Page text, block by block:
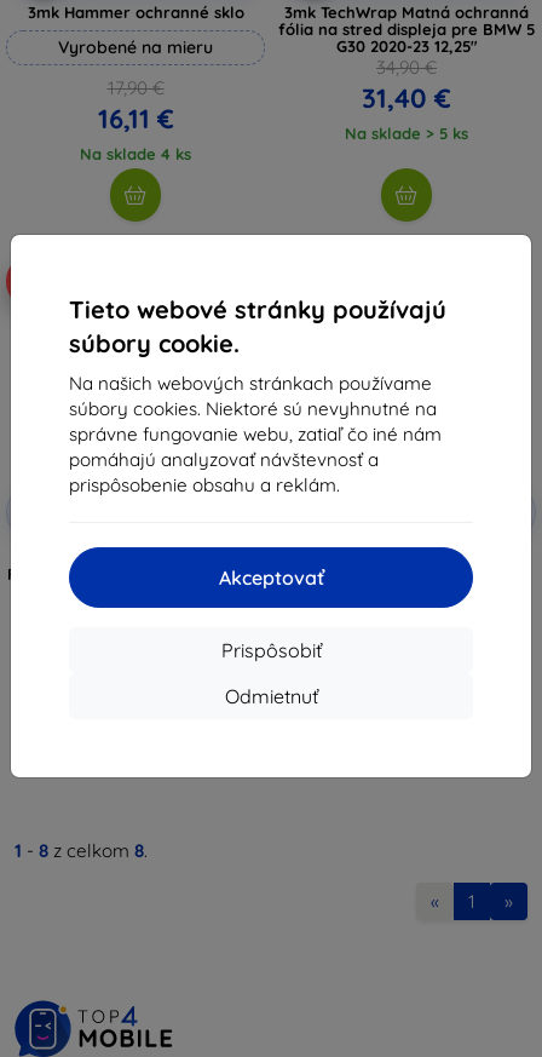
Tieto webové stránky používajú
súbory cookie.
Na našich webových stránkach používame
súbory cookies. Niektoré sú nevyhnutné na
správne fungovanie webu, zatiaľ čo iné nám
pomáhajú analyzovať návštevnosť a
prispôsobenie obsahu a reklám.
Akceptovať
Prispôsobiť
Odmietnuť
3mk Hammer ochranné sklo
Vyrobené na mieru
17,90 €
16,11 €
Na sklade 4 ks
3mk TechWrap Matná ochranná
fólia na stred displeja pre BMW 5
G30 2020-23 12,25"
34,90 €
31,40 €
Na sklade > 5 ks
Zľava s
3mk TechWrap Matná Ochranná
Fólia na Stredný Displej pre BMW
5 G30 2016-20 10,25"
33,90 €
3mk TechWrap Matte Centrum
Ochranná fólia pre BMW 5 G30
33,90 €
1 - 8 z celkom 8.
« 1 »